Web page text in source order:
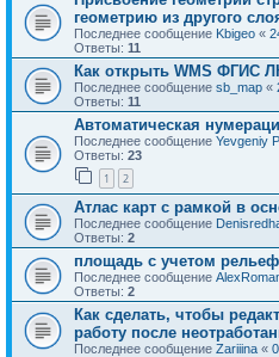
геометрию из другого
Последнее сообщение Kbigeo «
Ответы: 11
Как открыть WMS ФГИС
Последнее сообщение sb_map «
Ответы: 11
Автоматическая
Последнее сообщение Yevgeniy
Ответы: 23
1 2
Атлас карт с рамкой в
Последнее сообщение
Ответы: 2
площадь с учетом
Последнее сообщение
Ответы: 2
Как сделать, чтобы
работу после
Последнее сообщение Zariiina «